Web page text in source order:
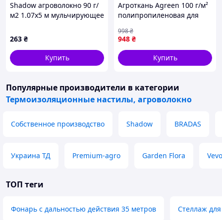
Shadow агроволокно 90 г/
м2 1.07х5 м мульчирующее
263 ₴
Купить
Агроткань Agreen 100 г/м²
полипропиленовая для
черная 1.6х20 м
948 ₴
998₴
Купить
Популярные производители в категории
Термоизоляционные настилы, агроволокно
Собственное производство Shadow BRADAS
Украина ТД Premium-agro Garden Flora
ТОП теги
Фонарь с дальностью действия 35 метров Стеллаж